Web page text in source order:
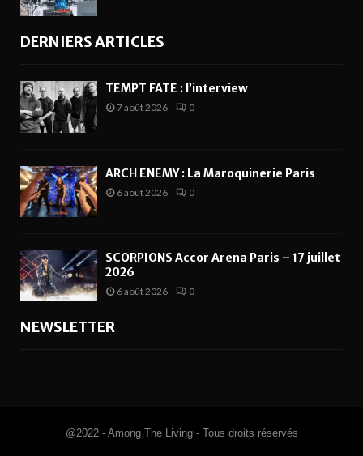
DERNIERS ARTICLES
TEMPT FATE : l’interview
7 août 2026 0
ARCH ENEMY : La Maroquinerie Paris
6 août 2026 0
SCORPIONS Accor Arena Paris – 17 juillet
2026
6 août 2026 0
NEWSLETTER
@2022 - Among The Living - Tous droits réservés